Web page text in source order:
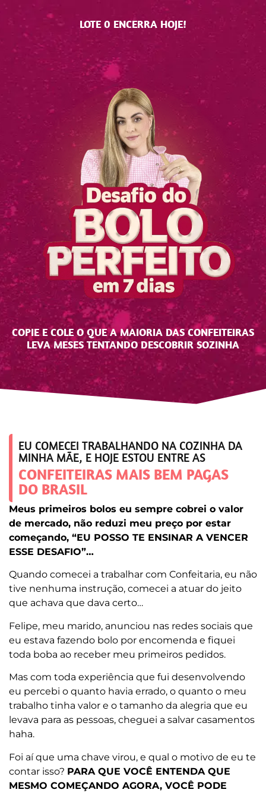
LOTE 0 ENCERRA HOJE!
COPIE E COLE O QUE A MAIORIA DAS CONFEITEIRAS
LEVA MESES TENTANDO DESCOBRIR SOZINHA
EU COMECEI TRABALHANDO NA COZINHA DA
MINHA MÃE, E HOJE ESTOU ENTRE AS
CONFEITEIRAS MAIS BEM PAGAS
DO BRASIL
Meus primeiros bolos eu sempre cobrei o valor
de mercado, não reduzi meu preço por estar
começando, “EU POSSO TE ENSINAR A VENCER
ESSE DESAFIO”…
Quando comecei a trabalhar com Confeitaria, eu não
tive nenhuma instrução, comecei a atuar do jeito
que achava que dava certo…
Felipe, meu marido, anunciou nas redes sociais que
eu estava fazendo bolo por encomenda e fiquei
toda boba ao receber meu primeiros pedidos.
Mas com toda experiência que fui desenvolvendo
eu percebi o quanto havia errado, o quanto o meu
trabalho tinha valor e o tamanho da alegria que eu
levava para as pessoas, cheguei a salvar casamentos
haha.
Foi aí que uma chave virou, e qual o motivo de eu te
contar isso? PARA QUE VOCÊ ENTENDA QUE
MESMO COMEÇANDO AGORA, VOCÊ PODE